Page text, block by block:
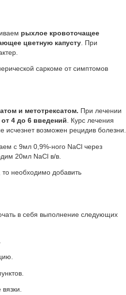
рыхлое кровоточащее
цветную капусту. При
саркоме от симптомов
и метотрексатом. При лечении
4 до 6 введений. Курс лечения
исчезнет возможен рецидив болезни.
с 9мл 0,9%-ного NaCl через
20мл NaCl в/в.
необходимо добавить
в себя выполнение следующих